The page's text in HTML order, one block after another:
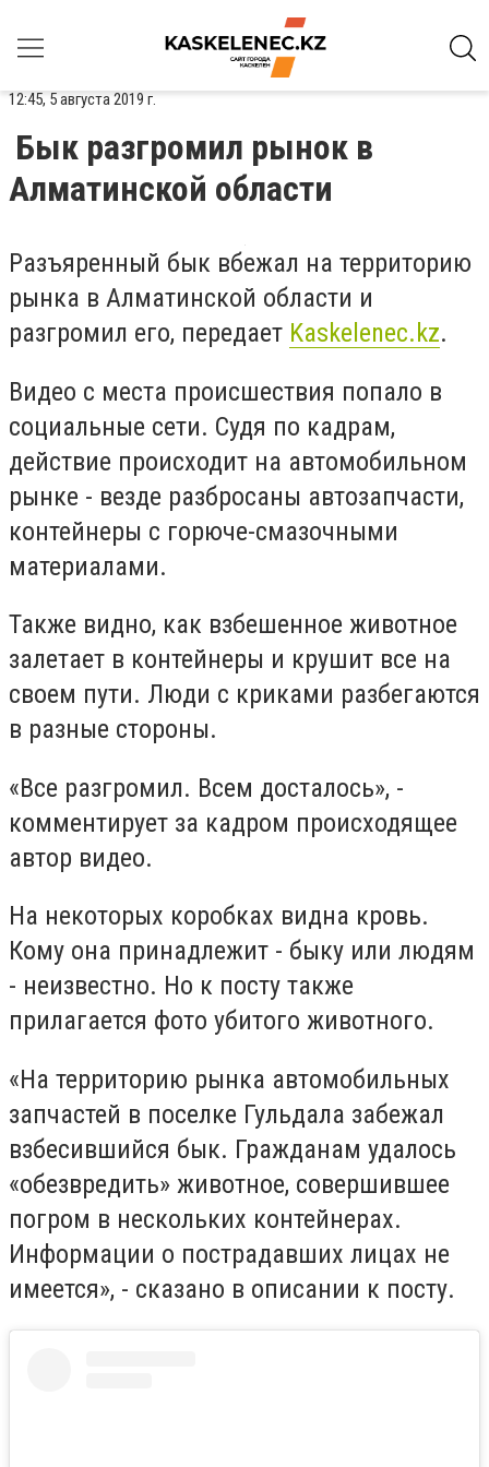
12:45, 5 августа 2019 г.
Бык разгромил рынок в
Алматинской области
Разъяренный бык вбежал на территорию
рынка в Алматинской области и
разгромил его, передает Kaskelenec.kz.
Видео с места происшествия попало в
социальные сети. Судя по кадрам,
действие происходит на автомобильном
рынке - везде разбросаны автозапчасти,
контейнеры с горюче-смазочными
материалами.
Также видно, как взбешенное животное
залетает в контейнеры и крушит все на
своем пути. Люди с криками разбегаются
в разные стороны.
«Все разгромил. Всем досталось», -
комментирует за кадром происходящее
автор видео.
На некоторых коробках видна кровь.
Кому она принадлежит - быку или людям
- неизвестно. Но к посту также
прилагается фото убитого животного.
«На территорию рынка автомобильных
запчастей в поселке Гульдала забежал
взбесившийся бык. Гражданам удалось
«обезвредить» животное, совершившее
погром в нескольких контейнерах.
Информации о пострадавших лицах не
имеется», - сказано в описании к посту.